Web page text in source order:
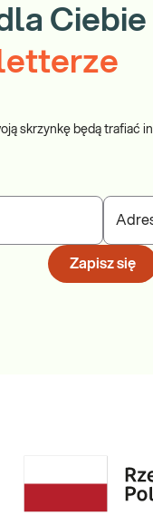
Ciebie
skrzynkę będą trafiać
Zapisz się